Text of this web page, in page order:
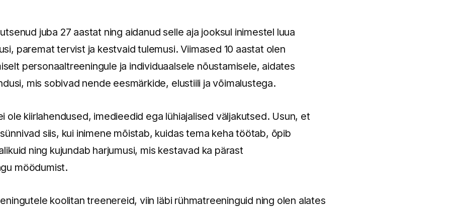
juba 27 aastat ning aidanud selle aja jooksul inimestel luua
paremat tervist ja kestvaid tulemusi. Viimased 10 aastat olen
personaaltreeningule ja individuaalsele nõustamisele, aidates
mis sobivad nende eesmärkide, elustiili ja võimalustega.
ole kiirlahendused, imedieedid ega lühiajalised väljakutsed. Usun, et
siis, kui inimene mõistab, kuidas tema keha töötab, õpib
ning kujundab harjumusi, mis kestavad ka pärast
möödumist.
koolitan treenereid, viin läbi rühmatreeninguid ning olen alates